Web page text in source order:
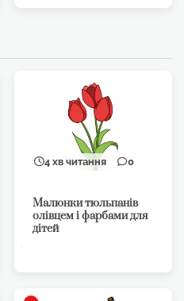
4 хв читання 0
Малюнки тюльпанів
олівцем і фарбами для
дітей